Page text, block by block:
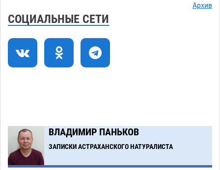
616
крупной партии прегабалина
Архив
СОЦИАЛЬНЫЕ СЕТИ
ВЛАДИМИР ПАНЬКОВ
ЗАПИСКИ АСТРАХАНСКОГО НАТУРАЛИСТА